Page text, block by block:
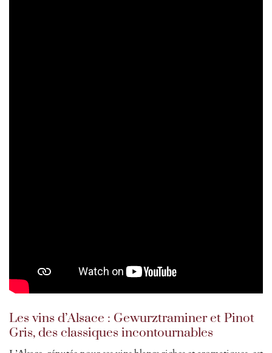
Les vins d’Alsace : Gewurztraminer et Pinot
Gris, des classiques incontournables